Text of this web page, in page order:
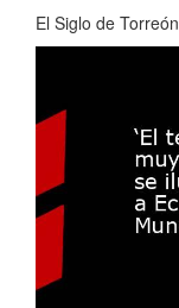
El Siglo de Torreón